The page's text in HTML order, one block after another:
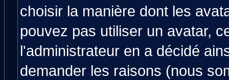
choisir la manière dont les
pouvez pas utiliser un avatar,
l'administrateur en a décidé
demander les raisons (nous